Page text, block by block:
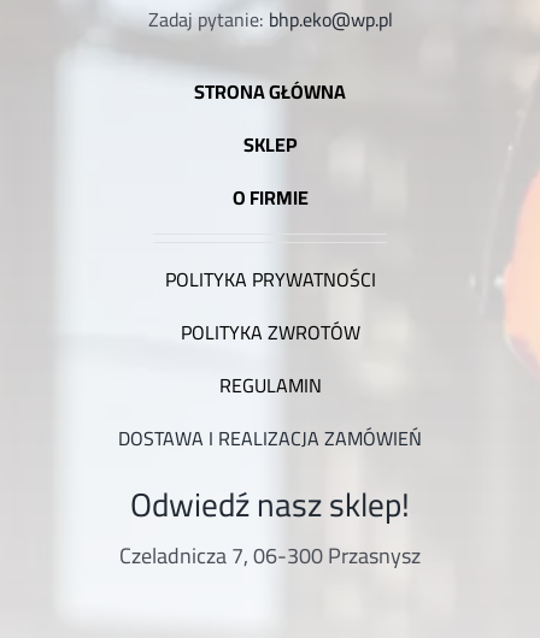
Zadaj pytanie: bhp.eko@wp.pl
STRONA GŁÓWNA
SKLEP
O FIRMIE
POLITYKA PRYWATNOŚCI
POLITYKA ZWROTÓW
REGULAMIN
DOSTAWA I REALIZACJA ZAMÓWIEŃ
Odwiedź nasz sklep!
Czeladnicza 7, 06-300 Przasnysz